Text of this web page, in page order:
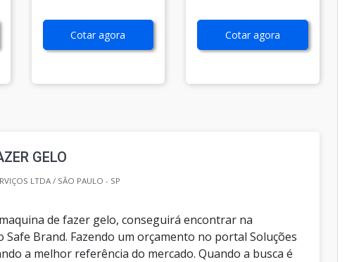
Cotar agora Cotar agora
GELO
LTDA / SÃO PAULO - SP
de fazer gelo, conseguirá encontrar na
Safe Brand. Fazendo um orçamento no portal Soluções
a melhor referência do mercado. Quando a busca é